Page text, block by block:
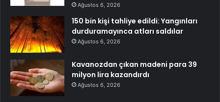
Ağustos 6, 2026
150 bin kişi tahliye edildi: Yangınları
durduramayınca atları saldılar
Ağustos 6, 2026
Kavanozdan çıkan madeni para 39
milyon lira kazandırdı
Ağustos 6, 2026